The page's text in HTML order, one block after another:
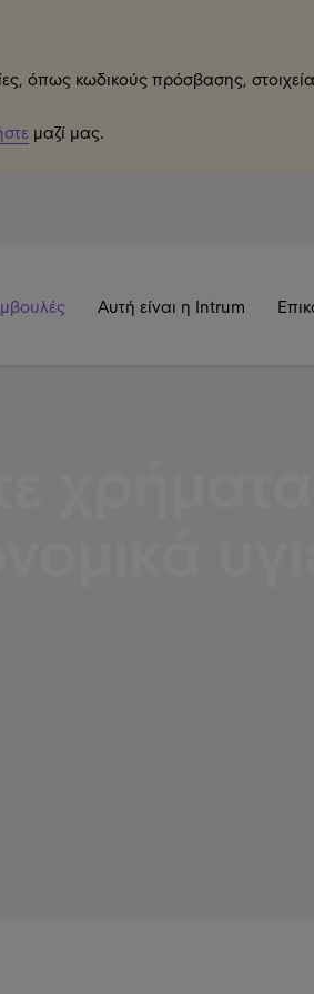
όπως κωδικούς πρόσβασης,
μαζί μας.
Αυτή είναι η Intrum